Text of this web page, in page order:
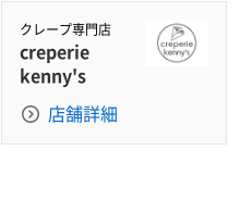
クレープ専門店
creperie
kenny's
店舗詳細